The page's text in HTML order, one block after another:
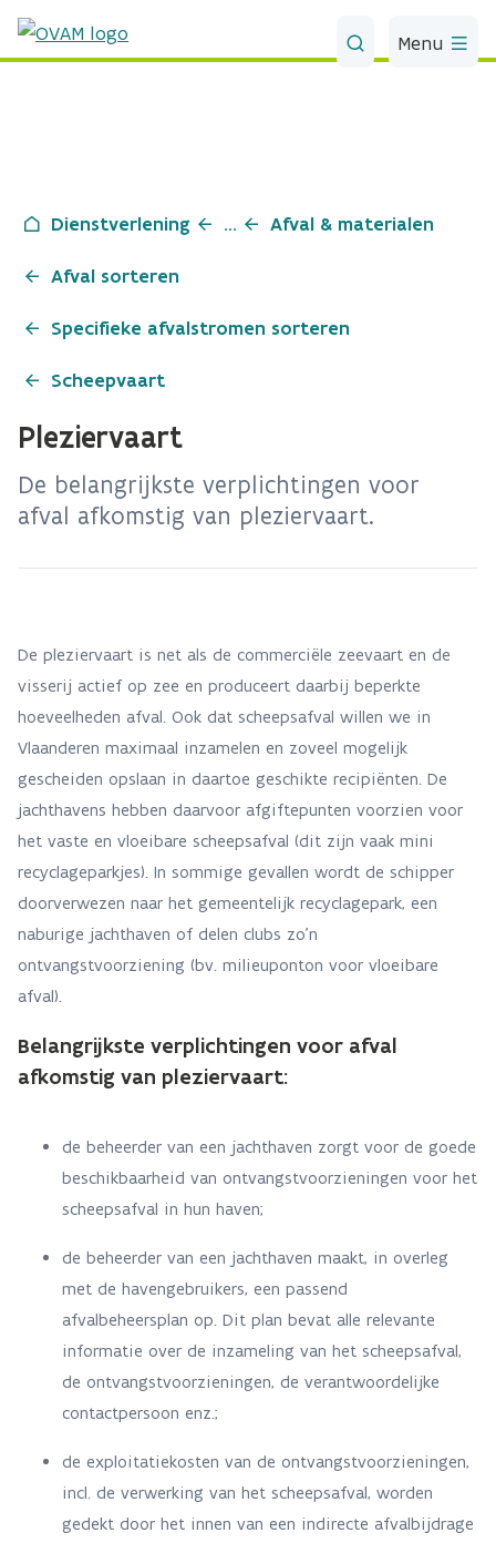
Skip to Main Content
Menu
Dienstverlening ... Afval & materialen
Afval sorteren
Specifieke afvalstromen sorteren
Scheepvaart
Pleziervaart
De belangrijkste verplichtingen voor
afval afkomstig van pleziervaart.
De pleziervaart is net als de commerciële zeevaart en de
visserij actief op zee en produceert daarbij beperkte
hoeveelheden afval. Ook dat scheepsafval willen we in
Vlaanderen maximaal inzamelen en zoveel mogelijk
gescheiden opslaan in daartoe geschikte recipiënten. De
jachthavens hebben daarvoor afgiftepunten voorzien voor
het vaste en vloeibare scheepsafval (dit zijn vaak mini
recyclageparkjes). In sommige gevallen wordt de schipper
doorverwezen naar het gemeentelijk recyclagepark, een
naburige jachthaven of delen clubs zo’n
ontvangstvoorziening (bv. milieuponton voor vloeibare
afval).
Belangrijkste verplichtingen voor afval
afkomstig van pleziervaart:
de beheerder van een jachthaven zorgt voor de goede
beschikbaarheid van ontvangstvoorzieningen voor het
scheepsafval in hun haven;
de beheerder van een jachthaven maakt, in overleg
met de havengebruikers, een passend
afvalbeheersplan op. Dit plan bevat alle relevante
informatie over de inzameling van het scheepsafval,
de ontvangstvoorzieningen, de verantwoordelijke
contactpersoon enz.;
de exploitatiekosten van de ontvangstvoorzieningen,
incl. de verwerking van het scheepsafval, worden
gedekt door het innen van een indirecte afvalbijdrage